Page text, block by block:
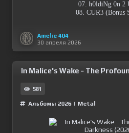
07. h0ldiNg 0n 2
08. CUR3 (Bonus
Amelie 404
30 апреля 2026
In Malice's Wake - The
581
Альбомы 2026 | Metal